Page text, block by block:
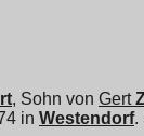
, Sohn von Gert
in Westendorf.